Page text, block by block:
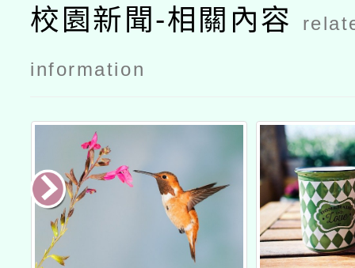
校園新聞-相關內容
information